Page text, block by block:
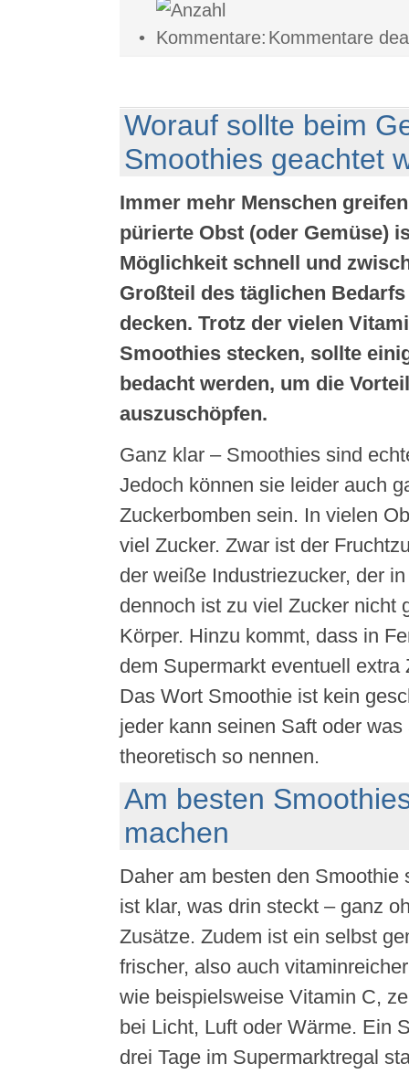
• Kommentare
Worauf sollte beim
Smoothies geachtet
Immer mehr Menschen
pürierte Obst (oder Gemüse)
Möglichkeit schnell und
Großteil des täglichen
decken. Trotz der vielen
Smoothies stecken, sollte
bedacht werden, um die
auszuschöpfen.
Ganz klar – Smoothies sind
Jedoch können sie leider auch
Zuckerbomben sein. In vielen
viel Zucker. Zwar ist der
der weiße Industriezucker, der
dennoch ist zu viel Zucker nicht
Körper. Hinzu kommt, dass in
dem Supermarkt eventuell extra
Das Wort Smoothie ist kein
jeder kann seinen Saft oder was
theoretisch so nennen.
Am besten
machen
Daher am besten den Smoothie
ist klar, was drin steckt – ganz
Zusätze. Zudem ist ein selbst
frischer, also auch
wie beispielsweise Vitamin C,
bei Licht, Luft oder Wärme. Ein
drei Tage im Supermarktregal